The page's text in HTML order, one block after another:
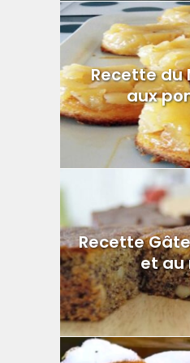
Recette du
aux
Recette
et au